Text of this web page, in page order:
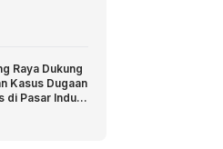
Raya Dukung
Kasus Dugaan
di Pasar Induk